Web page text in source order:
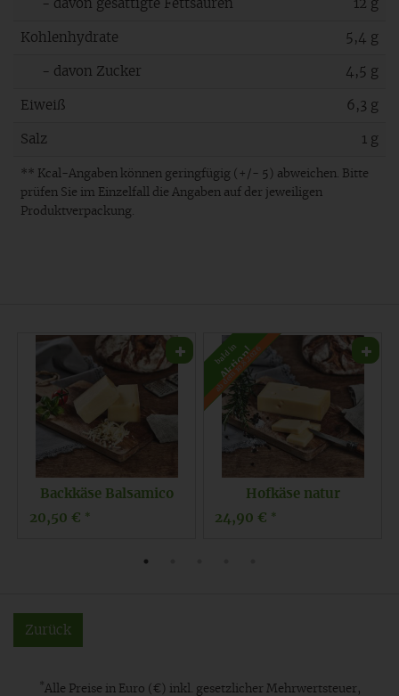
- davon gesättigte Fettsäuren 12 g
Kohlenhydrate 5,4 g
- davon Zucker 4,5 g
Eiweiß 6,3 g
Salz 1 g
** Kcal-Angaben können geringfügig (+/- 5) abweichen. Bitte
prüfen Sie im Einzelfall die Angaben auf der jeweiligen
Produktverpackung.
Backkäse Balsamico
20,50 € *
bald in
Aktion!
ab dem 10.8.2026
Hofkäse natur
24,90 € *
Zurück
*Alle Preise in Euro (€) inkl. gesetzlicher Mehrwertsteuer,